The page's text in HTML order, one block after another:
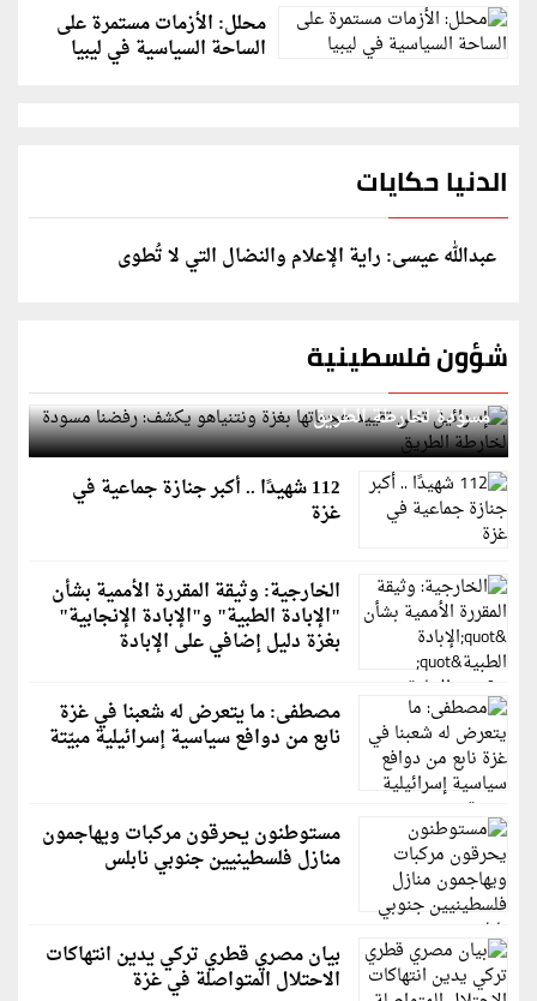
محلل: الأزمات مستمرة على
الساحة السياسية في ليبيا
الدنيا حكايات
عبدالله عيسى: راية الإعلام والنضال التي لا تُطوى
شؤون فلسطينية
إسرائيل تعلن تقييد هجماتها بغزة ونتنياهو يكشف: رفضنا
مسودة لخارطة الطريق
112 شهيدًا .. أكبر جنازة جماعية في
غزة
الخارجية: وثيقة المقررة الأممية بشأن
"الإبادة الطبية" و"الإبادة الإنجابية"
بغزة دليل إضافي على الإبادة
مصطفى: ما يتعرض له شعبنا في غزة
نابع من دوافع سياسية إسرائيلية مبيّتة
مستوطنون يحرقون مركبات ويهاجمون
منازل فلسطينيين جنوبي نابلس
بيان مصري قطري تركي يدين انتهاكات
الاحتلال المتواصلة في غزة